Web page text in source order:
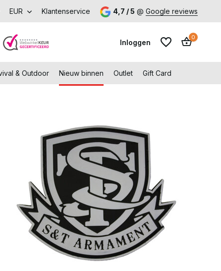
zonder stress. Shop met voordeel – Gratis verzending
EUR Klantenservice 4,7 / 5 @ Google reviews
Inloggen
Account aanmaken
Account aanmaken
0
& Outdoor Nieuw binnen Outlet Gift Card